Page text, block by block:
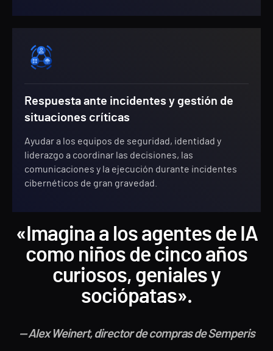
Respuesta ante incidentes y gestión de
situaciones críticas
Ayudar a los equipos de seguridad, identidad y
liderazgo a coordinar las decisiones, las
comunicaciones y la ejecución durante incidentes
cibernéticos de gran gravedad.
«Imagina a los agentes de IA
como niños de cinco años
curiosos, geniales y
sociópatas».
— Alex Weinert, director de compras de Semperis